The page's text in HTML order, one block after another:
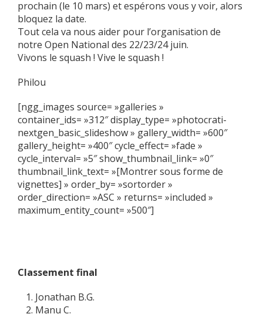
prochain (le 10 mars) et espérons vous y voir, alors
bloquez la date.
Tout cela va nous aider pour l’organisation de
notre Open National des 22/23/24 juin.
Vivons le squash ! Vive le squash !
Philou
[ngg_images source= »galleries »
container_ids= »312″ display_type= »photocrati-
nextgen_basic_slideshow » gallery_width= »600″
gallery_height= »400″ cycle_effect= »fade »
cycle_interval= »5″ show_thumbnail_link= »0″
thumbnail_link_text= »[Montrer sous forme de
vignettes] » order_by= »sortorder »
order_direction= »ASC » returns= »included »
maximum_entity_count= »500″]
Classement final
Jonathan B.G.
Manu C.